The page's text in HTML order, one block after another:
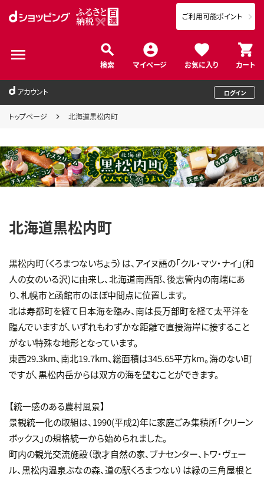
検索 マイページ お気に入り カート
ご利用可能ポイント
アカウント ログイン
トップページ 北海道黒松内町
北海道黒松内町
黒松内町（くろまつないちょう）は、アイヌ語の「クル・マツ・ナイ」(和
人の女のいる沢)に由来し、北海道南西部、後志管内の南端にあ
り、札幌市と函館市のほぼ中間点に位置します。
北は寿都町を経て日本海を臨み、南は長万部町を経て太平洋を
臨んでいますが、いずれもわずかな距離で直接海岸に接すること
がない特殊な地形となっています。
東西29.3km、南北19.7km、総面積は345.65平方km。海のない町
ですが、黒松内岳からは双方の海を望むことができます。
【統一感のある農村風景】
景観統一化の取組は、1990(平成2)年に家庭ごみ集積所「クリーン
ボックス」の規格統一から始められました。
町内の観光交流施設（歌才自然の家、ブナセンター、トワ・ヴェー
ル、黒松内温泉ぶなの森、道の駅くろまつない）は緑の三角屋根と